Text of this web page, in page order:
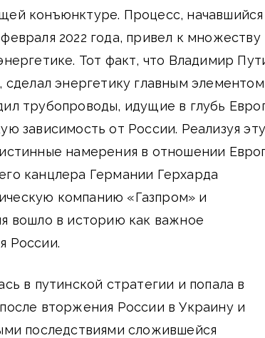
конъюнктуре. Процесс, начавшийся
2022 года, привел к множеству
Тот факт, что Владимир
энергетику главным элементом
трубопроводы, идущие в глубь
зависимость от России. Реализуя эту
намерения в отношении
канцлера Германии Герхарда
компанию «Газпром» и
вошло в историю как важное
России.
в путинской стратегии и попала в
вторжения России в Украину и
последствиями сложившейся